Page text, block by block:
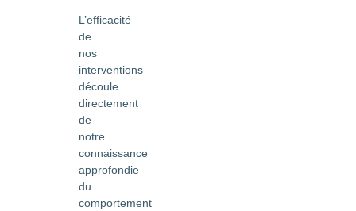
L’efficacité
de
nos
interventions
découle
directement
de
notre
connaissance
approfondie
du
comportement